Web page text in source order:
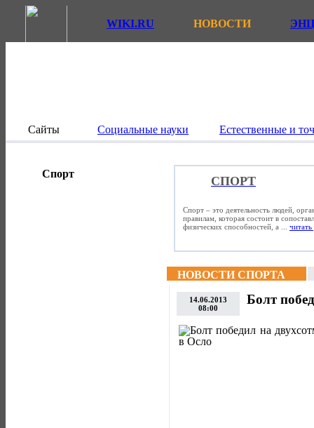
WIKI.RU НОВОСТИ
Сайты Социальные науки Естественные и
Спорт
СПОРТ
Спорт – это деятельность людей,
правилам, которая состоит в
физических способностей, а ... читать
НОВОСТИ СПОРТА
14.06.2013
08:00
Болт